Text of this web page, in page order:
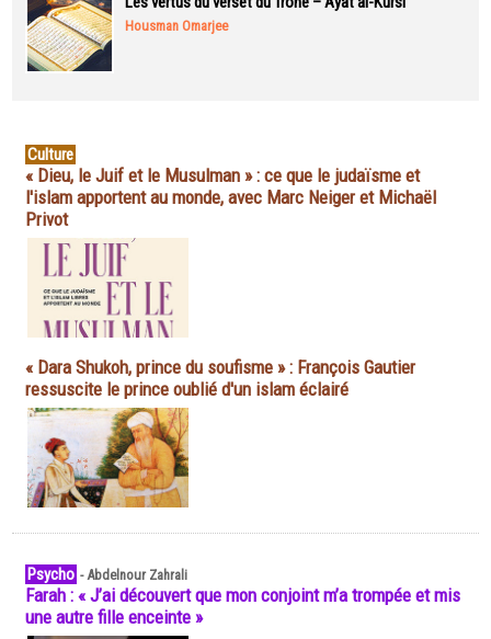
Housman Omarjee
Culture
« Dieu, le Juif et le Musulman » : ce que le judaïsme et
l'islam apportent au monde, avec Marc Neiger et Michaël
Privot
« Dara Shukoh, prince du soufisme » : François Gautier
ressuscite le prince oublié d'un islam éclairé
Psycho -Abdelnour Zahrali
Farah : « J’ai découvert que mon conjoint m’a trompée et mis
une autre fille enceinte »